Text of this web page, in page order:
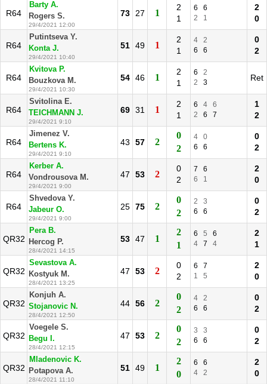
R64
Barty A.
Rogers S.
29/4/2021 12:00
73 27 1
2
1
6
6
2
1
2
0
R64
Putintseva Y.
Konta J.
29/4/2021 10:40
51 49 1
2
1
4
2
6
6
0
2
R64
Kvitova P.
Bouzkova M.
29/4/2021 10:30
54 46 1
2
1
6
2
2
3 Ret
R64
Svitolina E.
TEICHMANN J.
29/4/2021 9:10
69 31 1
2
1
6 4
6
2
6 7
1
2
R64
Jimenez V.
Bertens K.
29/4/2021 9:10
43 57 2
0
2
4
0
6
6
0
2
R64
Kerber A.
Vondrousova M.
29/4/2021 9:00
47 53 2
0
2
7
6
6
1
2
0
R64
Shvedova Y.
Jabeur O.
29/4/2021 9:00
25 75 2
0
2
2
3
6
6
0
2
QR32
Pera B.
Hercog P.
28/4/2021 14:15
53 47 1
2
1
6 5
6
4
7 4
2
1
QR32
Sevastova A.
Kostyuk M.
28/4/2021 13:25
47 53 2
0
2
6
7
1
5
2
0
QR32
Konjuh A.
Stojanovic N.
28/4/2021 12:50
44 56 2
0
2
4
2
6
6
0
2
QR32
Voegele S.
Begu I.
28/4/2021 12:15
47 53 2
0
2
3
3
6
6
0
2
QR32
Mladenovic K.
Potapova A.
28/4/2021 11:10
51 49 1
2
0
6
6
4
2
2
0